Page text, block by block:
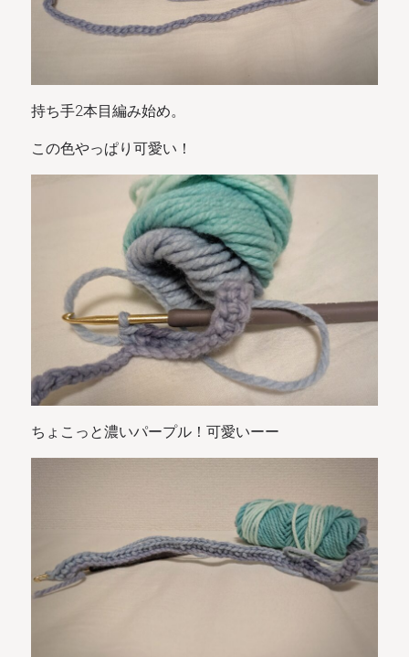
持ち手2本目編み始め。
この色やっぱり可愛い！
ちょこっと濃いパープル！可愛いーー